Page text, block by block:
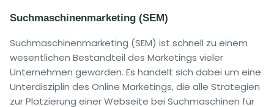
Suchmaschinenmarketing (SEM)
Suchmaschinenmarketing (SEM) ist schnell zu einem
wesentlichen Bestandteil des Marketings vieler
Unternehmen geworden. Es handelt sich dabei um eine
Unterdisziplin des Online Marketings, die alle Strategien
zur Platzierung einer Webseite bei Suchmaschinen für